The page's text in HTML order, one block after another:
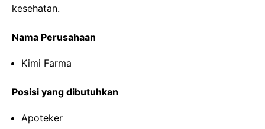
kesehatan.
Nama Perusahaan
Kimi Farma
Posisi yang dibutuhkan
Apoteker